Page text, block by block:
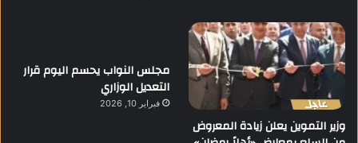
وزير التموين يعلن زيادة المعروض
مجلس النواب يحسم اليوم قرار
التعديل الوزاري
فبراير 10, 2026